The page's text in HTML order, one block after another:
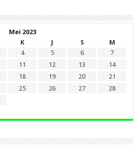
Mei 2023
K J S
M
4 5 6
7
11 12 13
14
18 19 20
21
25 26 27
28